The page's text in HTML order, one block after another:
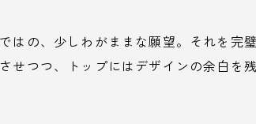
はの、少しわがままな願望。それを完
せつつ、トップにはデザインの余白を